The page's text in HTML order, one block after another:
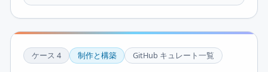
ケース 4 制作と構築 GitHub キュレート一覧